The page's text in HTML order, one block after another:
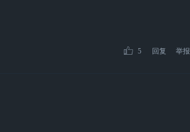
5 回复 举报